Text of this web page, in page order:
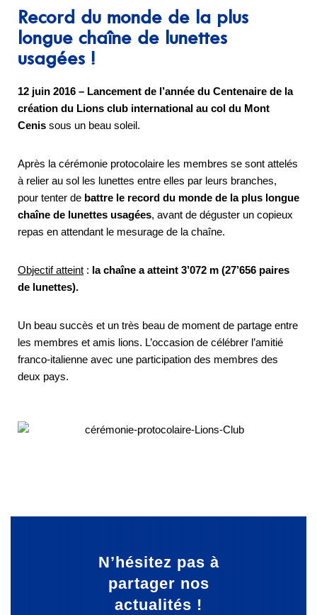
Record du monde de la plus
longue chaîne de lunettes
usagées !
12 juin 2016 – Lancement de l’année du Centenaire de la
création du Lions club international au col du Mont
Cenis sous un beau soleil.
Après la cérémonie protocolaire les membres se sont attelés
à relier au sol les lunettes entre elles par leurs branches,
pour tenter de battre le record du monde de la plus longue
chaîne de lunettes usagées, avant de déguster un copieux
repas en attendant le mesurage de la chaîne.
Objectif atteint : la chaîne a atteint 3’072 m (27’656 paires
de lunettes).
Un beau succès et un très beau de moment de partage entre
les membres et amis lions. L’occasion de célébrer l’amitié
franco-italienne avec une participation des membres des
deux pays.
N’hésitez pas à
partager nos
actualités !